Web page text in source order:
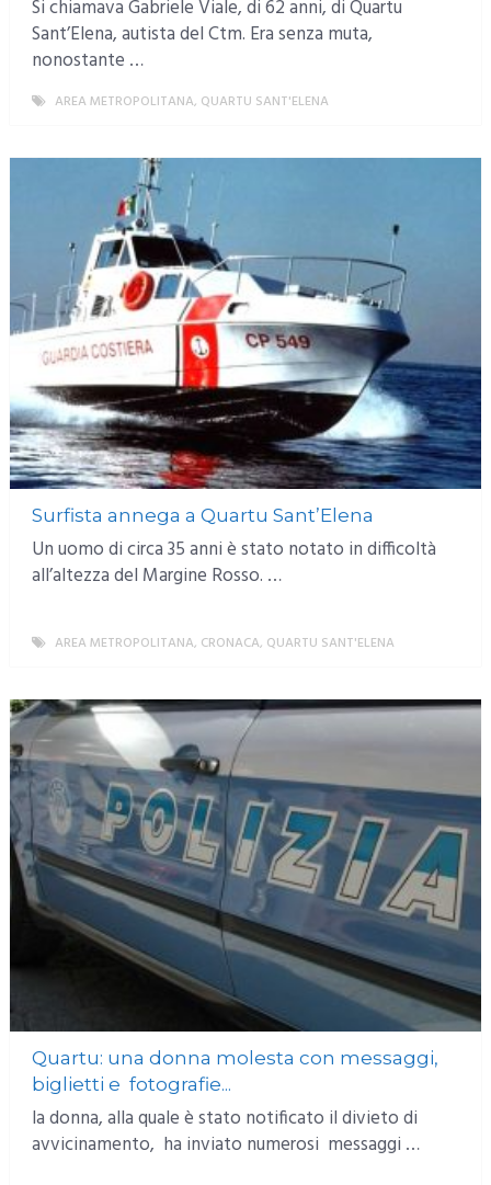
Si chiamava Gabriele Viale, di 62 anni, di Quartu
Sant’Elena, autista del Ctm. Era senza muta,
nonostante …
AREA METROPOLITANA, QUARTU SANT'ELENA
Surfista annega a Quartu Sant’Elena
Un uomo di circa 35 anni è stato notato in difficoltà
all’altezza del Margine Rosso. …
AREA METROPOLITANA, CRONACA, QUARTU SANT'ELENA
Quartu: una donna molesta con messaggi,
biglietti e fotografie...
la donna, alla quale è stato notificato il divieto di
avvicinamento, ha inviato numerosi messaggi …